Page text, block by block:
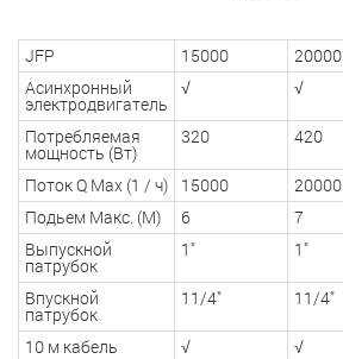
JFP 15000 20000
Асинхронный
электродвигатель
√ √
Потребляемая
мощность (Вт)
320 420
Поток Q Max (1 / ч) 15000 20000
Подьем Макс. (М)
6 7
Выпускной
патрубок
1" 1"
Впускной
патрубок
11/4" 11/4"
10 м кабель √ √